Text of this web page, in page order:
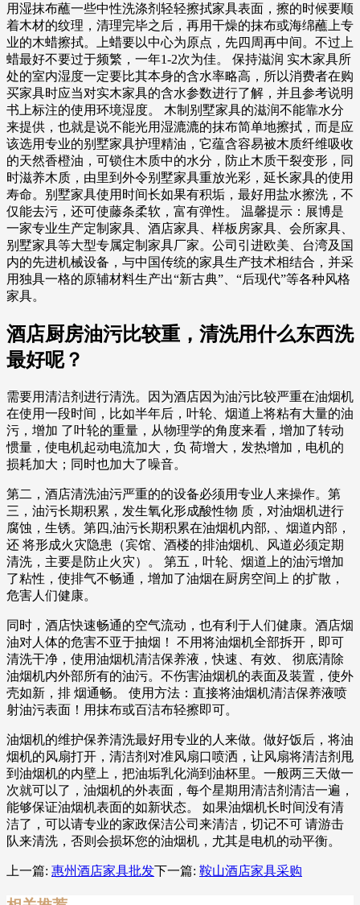
用湿抹布蘸一些中性洗涤剂轻轻擦拭家具表面，擦的时候要顺
着木材的纹理，清理完毕之后，再用干燥的抹布或海绵蘸上专
业的木蜡擦拭。上蜡要以中心为原点，先四周再中间。不过上
蜡最好不要过于频繁，一年1-2次为佳。 保持滋润 实木家具所
处的室内湿度一定要比其本身的含水率略高，所以消费者在购
买家具时应当对实木家具的含水参数进行了解，并且参考说明
书上标注的使用环境湿度。 木制别墅家具的滋润不能靠水分
来提供，也就是说不能光用湿漉漉的抹布简单地擦拭，而是应
该选用专业的别墅家具护理精油，它蕴含容易被木质纤维吸收
的天然香橙油，可锁住木质中的水分，防止木质干裂变形，同
时滋养木质，由里到外令别墅家具重放光彩，延长家具的使用
寿命。别墅家具使用时间长如果有积垢，最好用盐水擦洗，不
仅能去污，还可使藤条柔软，富有弹性。 温馨提示：展博是
一家专业生产定制家具、酒店家具、样板房家具、会所家具、
别墅家具等大型专属定制家具厂家。公司引进欧美、台湾及国
内的先进机械设备，与中国传统的家具生产技术相结合，并采
用独具一格的原辅材料生产出“新古典”、“后现代”等各种风格
家具。
酒店厨房油污比较重，清洗用什么东西洗
最好呢？
需要用清洁剂进行清洗。因为酒店因为油污比较严重在油烟机
在使用一段时间，比如半年后，叶轮、烟道上将粘有大量的油
污，增加 了叶轮的重量，从物理学的角度来看，增加了转动
惯量，使电机起动电流加大，负 荷增大，发热增加，电机的
损耗加大；同时也加大了噪音。
第二，酒店清洗油污严重的的设备必须用专业人来操作。第
三，油污长期积累，发生氧化形成酸性物 质，对油烟机进行
腐蚀，生锈。第四,油污长期积累在油烟机内部, 、烟道内部，
还 将形成火灾隐患（宾馆、酒楼的排油烟机、风道必须定期
清洗，主要是防止火灾）。 第五，叶轮、烟道上的油污增加
了粘性，使排气不畅通，增加了油烟在厨房空间上 的扩散，
危害人们健康。
同时，酒店快速畅通的空气流动，也有利于人们健康。酒店烟
油对人体的危害不亚于抽烟！ 不用将油烟机全部拆开，即可
清洗干净，使用油烟机清洁保养液，快速、有效、 彻底清除
油烟机内外部所有的油污。不伤害油烟机的表面及装置，使外
壳如新，排 烟通畅。 使用方法：直接将油烟机清洁保养液喷
射油污表面！用抹布或百洁布轻擦即可。
油烟机的维护保养清洗最好用专业的人来做。做好饭后，将油
烟机的风扇打开，清洁剂对准风扇口喷洒，让风扇将清洁剂甩
到油烟机的内壁上，把油垢乳化淌到油杯里。一般两三天做一
次就可以了，油烟机的外表面，每个星期用清洁剂清洁一遍，
能够保证油烟机表面的如新状态。 如果油烟机长时间没有清
洁了，可以请专业的家政保洁公司来清洁，切记不可 请游击
队来清洗，否则会损坏您的油烟机，尤其是电机的动平衡。
上一篇: 惠州酒店家具批发下一篇: 鞍山酒店家具采购